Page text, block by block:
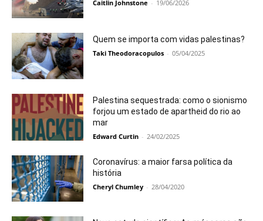
Caitlin Johnstone - 19/06/2026
Quem se importa com vidas palestinas?
Taki Theodoracopulos - 05/04/2025
Palestina sequestrada: como o sionismo
forjou um estado de apartheid do rio ao
mar
Edward Curtin - 24/02/2025
Coronavírus: a maior farsa política da
história
Cheryl Chumley - 28/04/2020